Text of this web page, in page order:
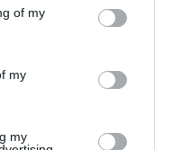
of my
my
my
RÉPONDRE
pour les pilotes